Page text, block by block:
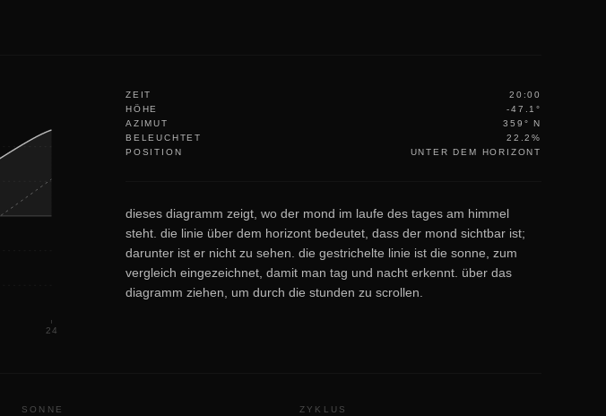
24
ZEIT
20:00
HÖHE
-47.1°
AZIMUT
359° N
BELEUCHTET
22.2%
POSITION
UNTER DEM HORIZONT
dieses diagramm zeigt, wo der mond im laufe des tages am himmel
steht. die linie über dem horizont bedeutet, dass der mond sichtbar ist;
darunter ist er nicht zu sehen. die gestrichelte linie ist die sonne, zum
vergleich eingezeichnet, damit man tag und nacht erkennt. über das
diagramm ziehen, um durch die stunden zu scrollen.
SONNE ZYKLUS